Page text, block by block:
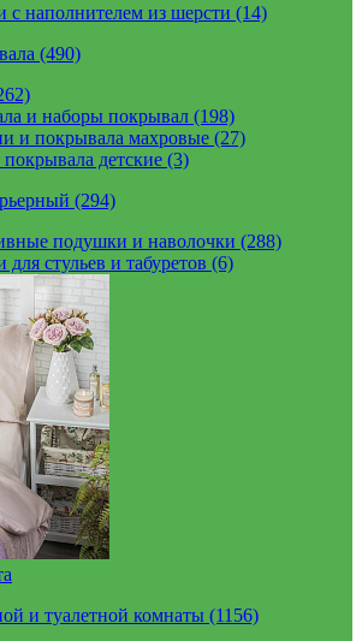
наполнителем из шерсти (14)
(490)
и наборы покрывал (198)
и покрывала махровые (27)
детские (3)
(294)
подушки и наволочки (288)
стульев и табуретов (6)
и туалетной комнаты (1156)